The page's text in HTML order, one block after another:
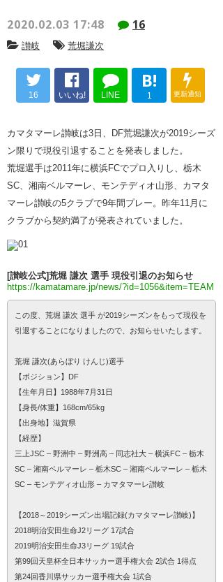
2020.02.03 17:48 16
讃岐 荒堀謙次
16 いいね! LINE
B!
1 更新通知
カマタマーレ讃岐は3日、DF荒堀謙次が2019シーズ
ン限りで現役引退することを発表しました。
荒堀選手は2011年に横浜FCでプロ入りし、栃木
SC、湘南ベルマーレ、モンテディオ山形、カマタ
マーレ讃岐の5クラブで9年間プレー。昨年11月に
クラブから契約満了が発表されていました。
[讃岐公式]荒堀 謙次 選手 現役引退のお知らせ
https://kamatamare.jp/news/?id=1056&item=TEAM
この度、荒堀 謙次 選手 が2019シーズンをもって現役を
引退することになりましたので、お知らせいたします。
荒堀 謙次(あらぼり けんじ)選手
【ポジション】DF
【生年月日】1988年7月31日
【身長/体重】168cm/65kg
【出身地】滋賀県
【経歴】
三上JSC – 野洲中 – 野洲高 – 同志社大 – 横浜FC – 栃木
SC – 湘南ベルマーレ – 栃木SC – 湘南ベルマーレ – 栃木
SC – モンテディオ山形 – カマタマーレ讃岐
【2018～2019シーズン出場記録(カマタマーレ讃岐)】
2018明治安田生命J2リーグ 17試合
2019明治安田生命J3リーグ 19試合
第99回天皇杯全日本サッカー選手権大会 2試合 1得点
第24回香川県サッカー選手権大会 1試合